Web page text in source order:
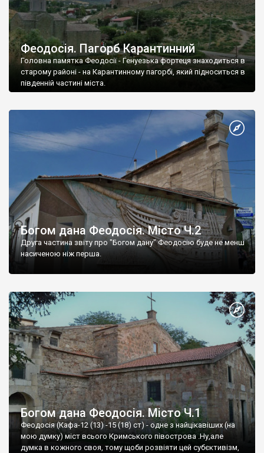
Феодосія. Пагорб Карантинний
Головна памятка Феодосії - Генуезька фортеця знаходиться в
старому районі - на Карантинному пагорбі, який підноситься в
південній частині міста.
Богом дана Феодосія. Місто Ч.2
Друга частина звіту про "Богом дану" Феодосію буде не менш
насиченою ніж перша.
Богом дана Феодосія. Місто Ч.1
Феодосія (Кафа-12 (13) -15 (18) ст) - одне з найцікавіших (на
мою думку) міст всього Кримського півострова .Ну,але
думка в кожного своя, тому щоби розвіяти цей субєктивізм,